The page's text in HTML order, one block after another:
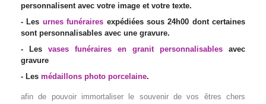
personnalisent avec votre image et votre texte.
- Les urnes funéraires expédiées sous 24h00 dont certaines
sont personnalisables avec une gravure.
- Les vases funéraires en granit personnalisables avec
gravure
- Les médaillons photo porcelaine.
afin de pouvoir immortaliser le souvenir de vos êtres chers